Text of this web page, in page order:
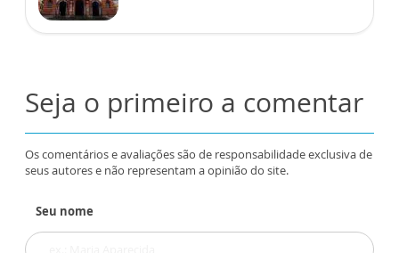
Seja o primeiro a comentar
Os comentários e avaliações são de responsabilidade exclusiva de
seus autores e não representam a opinião do site.
Seu nome